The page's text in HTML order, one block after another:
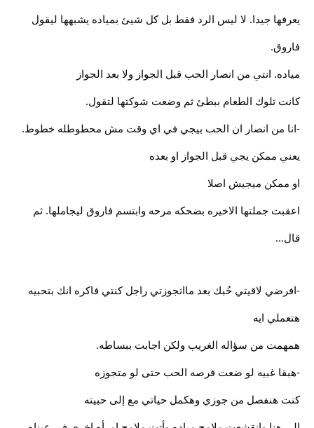
يعرفها جيدا. لا ليس الرد فقط بل كل شيئ بمياده يشبهها ليقول
فاروق.
مياده. انتي من انصار الحب قبل الجواز ولا بعد الجواز
كانت تلوك الطعام ببطئ ثم وضعت شوكتها لتقول.
-انا من انصار ان الحب بيجي في اي وقت مش محطوطله خطوط.
يعني ممكن يجي قبل الجواز او بعده
او ممكن ميجيش اصلا
اعقبت جملتها الاخيره بضحكه مرحه وابتسم فاروق ليجاملها. ثم
قال...
-افرضي لاقيتي حُبك بعد مااتجوزتي راجل كنتي فاكره انك بتحبيه
هتعملي ايه
همهمت من سؤاله الغريب ولكن اجابت ببساطه.
-هبقا غبيه لو ضعت فرصه الحب حتى لو متجوزه
كنت هنفصل من جوزي وهكمل حياتي مع إلى حبيته